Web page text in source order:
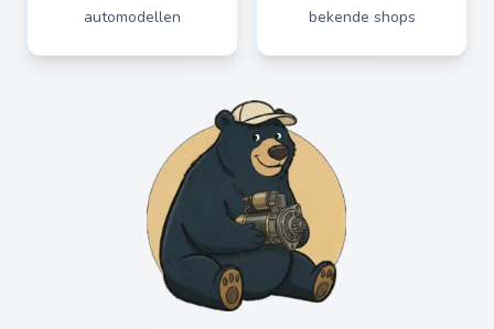
automodellen bekende shops